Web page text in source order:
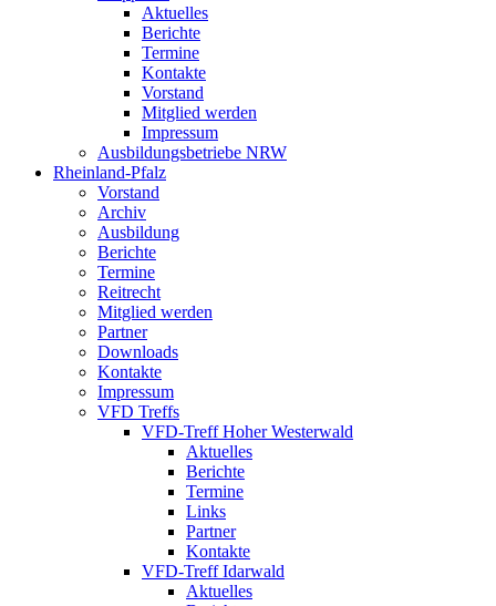
Aktuelles
Berichte
Termine
Kontakte
Vorstand
Mitglied werden
Impressum
Ausbildungsbetriebe NRW
Rheinland-Pfalz
Vorstand
Archiv
Ausbildung
Berichte
Termine
Reitrecht
Mitglied werden
Partner
Downloads
Kontakte
Impressum
VFD Treffs
VFD-Treff Hoher Westerwald
Aktuelles
Berichte
Termine
Links
Partner
Kontakte
VFD-Treff Idarwald
Aktuelles